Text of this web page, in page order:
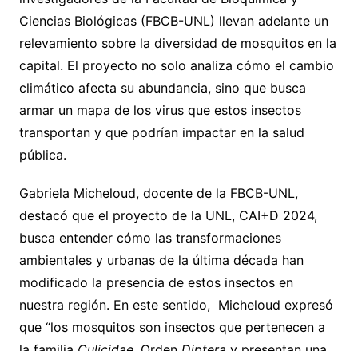
Ciencias Biológicas (FBCB-UNL) llevan adelante un
relevamiento sobre la diversidad de mosquitos en la
capital. El proyecto no solo analiza cómo el cambio
climático afecta su abundancia, sino que busca
armar un mapa de los virus que estos insectos
transportan y que podrían impactar en la salud
pública.
Gabriela Micheloud, docente de la FBCB-UNL,
destacó que el proyecto de la UNL, CAI+D 2024,
busca entender cómo las transformaciones
ambientales y urbanas de la última década han
modificado la presencia de estos insectos en
nuestra región. En este sentido, Micheloud expresó
que “los mosquitos son insectos que pertenecen a